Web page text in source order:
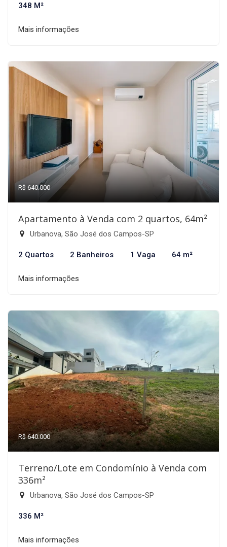
348 M²
Mais informações
R$ 640.000
Apartamento à Venda com 2 quartos, 64m²
Urbanova, São José dos Campos-SP
2 Quartos 2 Banheiros 1 Vaga 64 m²
Mais informações
R$ 640.000
Terreno/Lote em Condomínio à Venda com
336m²
Urbanova, São José dos Campos-SP
336 M²
Mais informações